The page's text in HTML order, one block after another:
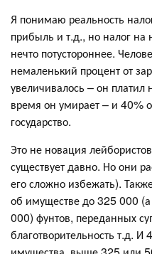
Я понимаю реальность
прибыль и т.д., но налог на
нечто потустороннее.
немаленький процент от
увеличивалось – он платил
время он умирает – и 40%
государство.
Это не новация
существует давно. Но они
его сложно избежать).
об имуществе до 325 000
000) фунтов, переданных
благотворительность т.д. И